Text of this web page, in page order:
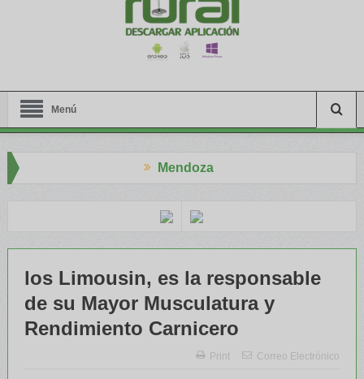
Menú
los Limousin, es la responsable
de su Mayor Musculatura y
Rendimiento Carnicero
Print Correo Electrónico